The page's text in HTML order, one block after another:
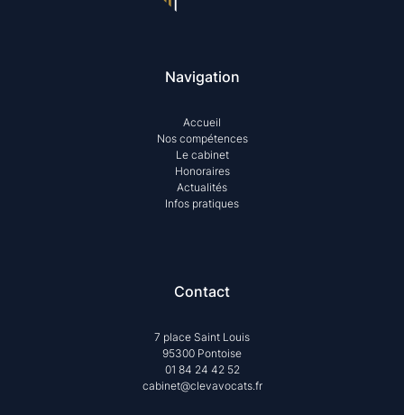
Navigation
Accueil
Nos compétences
Le cabinet
Honoraires
Actualités
Infos pratiques
Contact
7 place Saint Louis
95300 Pontoise
01 84 24 42 52
cabinet@clevavocats.fr